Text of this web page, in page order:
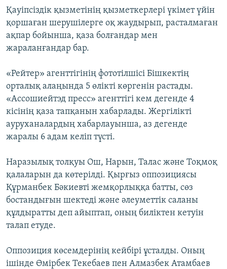
Басқа тілдерде
Қауіпсіздік қызметінің қызметкерлері үкімет үйін
қоршаған шерушілерге оқ жаудырып, расталмаған
ақпар бойынша, қаза болғандар мен
жараланғандар бар.
«Рейтер» агенттігінің фототілшісі Бішкектің
орталық алаңында 5 өлікті көргенін растады.
«Ассошиейтэд пресс» агенттігі кем дегенде 4
кісінің қаза тапқанын хабарлады. Жергілікті
ауруханалардың хабарлауынша, аз дегенде
жаралы 6 адам келіп түсті.
Наразылық толқуы Ош, Нарын, Талас және Тоқмоқ
қалаларын да көтерілді. Қырғыз оппозициясы
Құрманбек Бәкиевті жемқорлыққа батты, сөз
бостандығын шектеді және әлеуметтік саланы
құлдыратты деп айыптап, оның биліктен кетуін
талап етуде.
Оппозиция көсемдерінің кейбірі ұсталды. Оның
ішінде Өмірбек Текебаев пен Алмазбек Атамбаев